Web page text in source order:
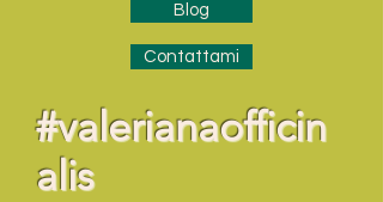
Blog
Contattami
#valerianaofficin
alis